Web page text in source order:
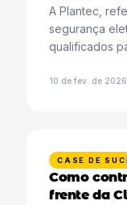
A Plantec,
segurança
qualificados
com a Catena.
10 de fev. de 2026
CASE DE
Como
frente da